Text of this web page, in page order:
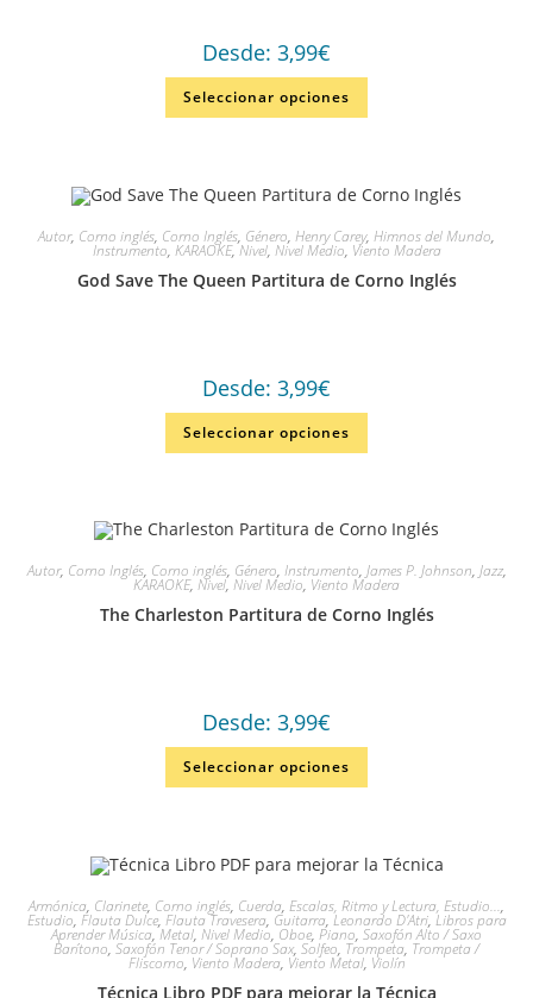
Desde: 3,99€
Seleccionar opciones
Autor, Corno inglés, Corno Inglés, Género, Henry Carey, Himnos del Mundo,
Instrumento, KARAOKE,Nivel, Nivel Medio, Viento Madera
God Save The Queen Partitura de Corno Inglés
Desde: 3,99€
Seleccionar opciones
Autor, Corno Inglés, Corno inglés, Género, Instrumento, James P. Johnson, Jazz,
KARAOKE, Nivel, Nivel Medio, Viento Madera
The Charleston Partitura de Corno Inglés
Desde: 3,99€
Seleccionar opciones
Armónica, Clarinete, Corno inglés, Cuerda, Escalas, Ritmo y Lectura, Estudio...,
Estudio, Flauta Dulce, Flauta Travesera, Guitarra, Leonardo D'Atri, Libros para
Aprender Música,Metal, Nivel Medio, Oboe, Piano, Saxofón Alto / Saxo
Barítono, Saxofón Tenor / Soprano Sax, Solfeo, Trompeta, Trompeta /
Fliscorno, Viento Madera, Viento Metal, Violín
Técnica Libro PDF para mejorar la Técnica